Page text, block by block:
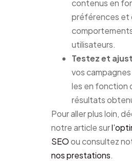
contenus en
préférences et
utilisateurs.
Testez et
vos
les en fonction
résultats
Pour aller plus loin,
notre article sur
SEOou consultez
nos prestations.